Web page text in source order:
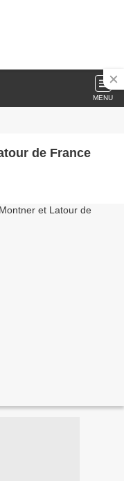
MENU
de France